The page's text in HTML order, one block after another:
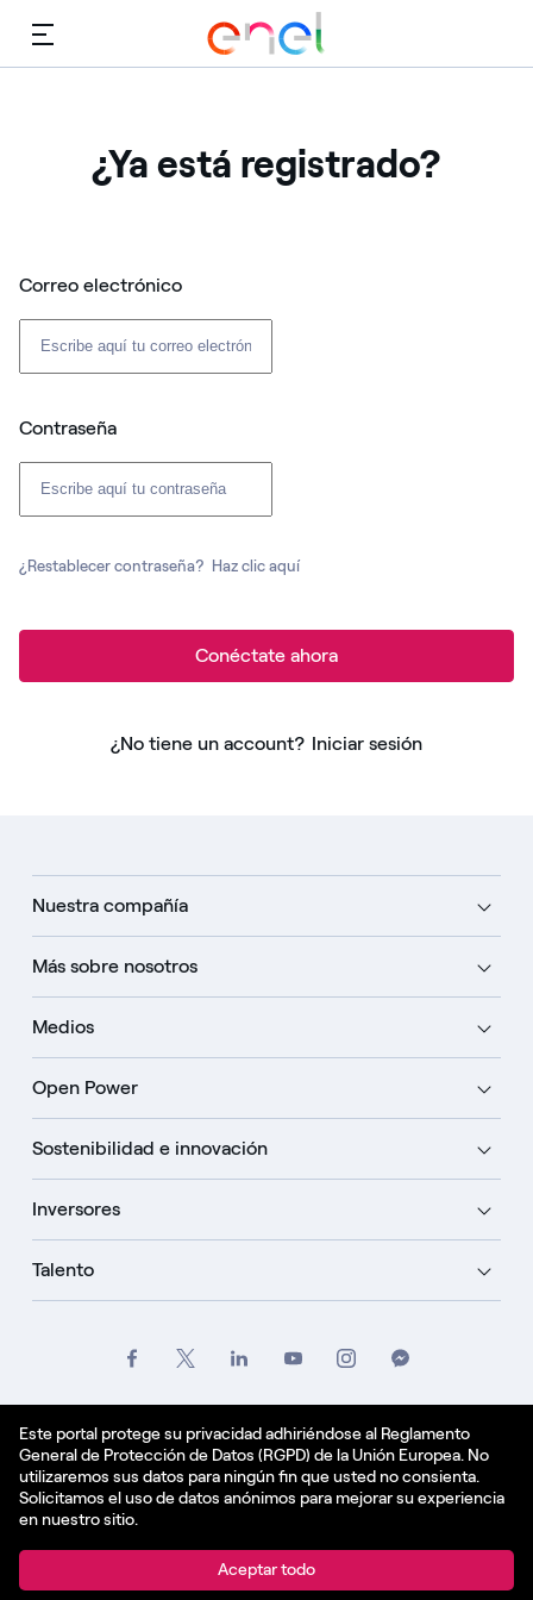
Este portal protege su privacidad adhiriéndose al Reglamento
General de Protección de Datos (RGPD) de la Unión Europea. No
utilizaremos sus datos para ningún fin que usted no consienta.
Solicitamos el uso de datos anónimos para mejorar su experiencia
en nuestro sitio.
Aceptar todo
Menú
¿Ya está registrado?
Correo electrónico
Contraseña
¿Restablecer contraseña? Haz clic aquí
Conéctate ahora
¿No tiene un account? Iniciar sesión
Nuestra compañía
Más sobre nosotros
Medios
Open Power
Sostenibilidad e innovación
Inversores
Talento
Política de cookies
Español - ES
© Enel Spa All Rights Reserved Enel Spa VAT code